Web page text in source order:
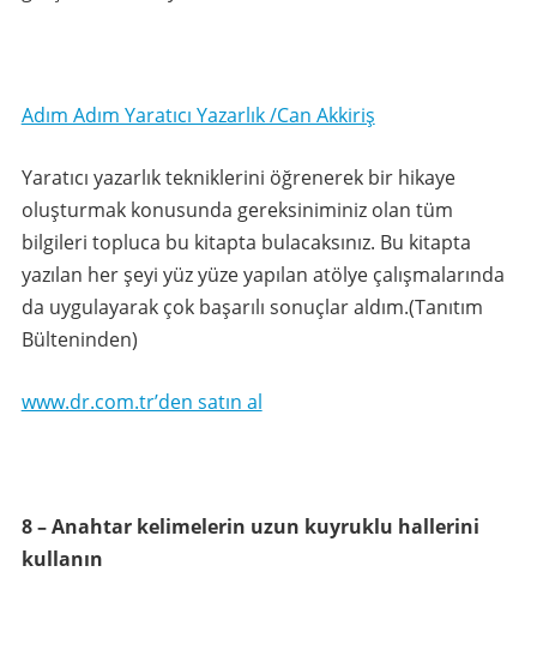
Adım Adım Yaratıcı Yazarlık /Can Akkiriş
Yaratıcı yazarlık tekniklerini öğrenerek bir hikaye
oluşturmak konusunda gereksiniminiz olan tüm
bilgileri topluca bu kitapta bulacaksınız. Bu kitapta
yazılan her şeyi yüz yüze yapılan atölye çalışmalarında
da uygulayarak çok başarılı sonuçlar aldım.(Tanıtım
Bülteninden)
www.dr.com.tr’den satın al
8 – Anahtar kelimelerin uzun kuyruklu hallerini
kullanın